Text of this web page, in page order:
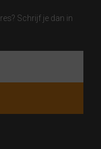
Schrijf je dan in